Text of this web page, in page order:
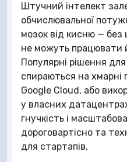
Штучний інтелект
обчислювальної
мозок від кисню —
не можуть працювати
Популярні рішення
спираються на хмарні
Google Cloud, або
у власних
гнучкість і
дороговартісно та
для стартапів.